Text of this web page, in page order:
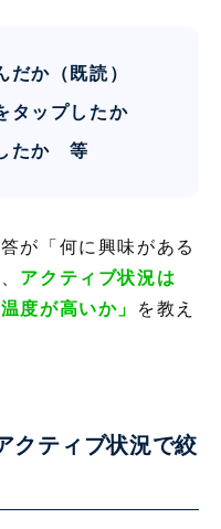
か（既読）
タップしたか
たか 等
が「何に興味がある
アクティブ状況は
度が高いか」 を教え
クティブ状況で絞